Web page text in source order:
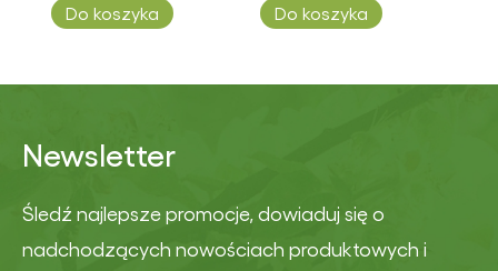
Do koszyka
Do koszyka
Newsletter
Śledź najlepsze promocje, dowiaduj się o
nadchodzących nowościach produktowych i